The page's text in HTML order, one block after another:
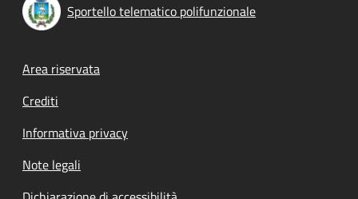
Sportello telematico polifunzionale
Footer menu
Area riservata
Crediti
Informativa privacy
Note legali